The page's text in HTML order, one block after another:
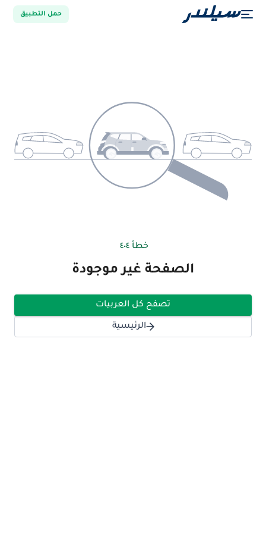
حمل التطبيق
خطأ ٤٠٤
الصفحة غير موجودة
تصفح كل العربيات
الرئيسية